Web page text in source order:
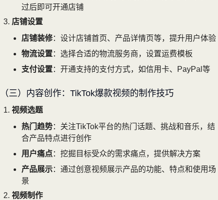
过后即可开通店铺
店铺设置
店铺装修：设计店铺首页、产品详情页等，提升用户体验
物流设置：选择合适的物流服务商，设置运费模板
支付设置：开通支持的支付方式，如信用卡、PayPal等
（三）内容创作：TikTok爆款视频的制作技巧
视频选题
热门趋势：关注TikTok平台的热门话题、挑战和音乐，结
合产品特点进行创作
用户痛点：挖掘目标受众的需求痛点，提供解决方案
产品展示：通过创意视频展示产品的功能、特点和使用场
景
视频制作